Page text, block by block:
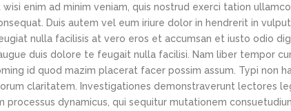
enim ad minim veniam, quis nostrud exerci tation
Duis autem vel eum iriure dolor in hendrerit in
nulla facilisis at vero eros et accumsan et iusto odio
duis dolore te feugait nulla facilisi. Nam liber tempor
id quod mazim placerat facer possim assum. Typi non
claritatem. Investigationes demonstraverunt lectores
processus dynamicus, qui sequitur mutationem